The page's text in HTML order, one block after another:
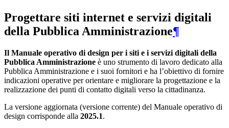
Progettare siti internet e servizi digitali
della Pubblica Amministrazione¶
Il Manuale operativo di design per i siti e i servizi digitali della
Pubblica Amministrazione è uno strumento di lavoro dedicato alla
Pubblica Amministrazione e i suoi fornitori e ha l’obiettivo di fornire
indicazioni operative per orientare e migliorare la progettazione e la
realizzazione dei punti di contatto digitali verso la cittadinanza.
La versione aggiornata (versione corrente) del Manuale operativo di
design corrisponde alla 2025.1.